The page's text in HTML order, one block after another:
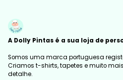
A Dolly Pintas é a sua loja de
Somos uma marca portuguesa
Criamos t-shirts, tapetes e muito
detalhe.